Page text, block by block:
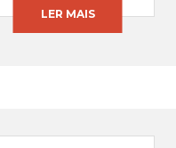
LER MAIS